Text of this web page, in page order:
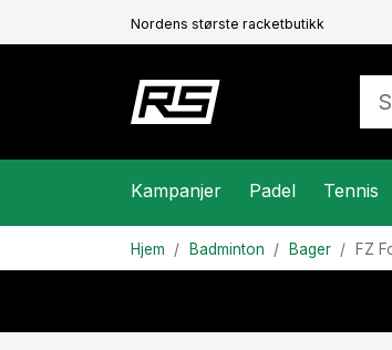
Nordens største racketbutikk
Kampanjer Padel Tennis
Hjem Badminton Bager FZ